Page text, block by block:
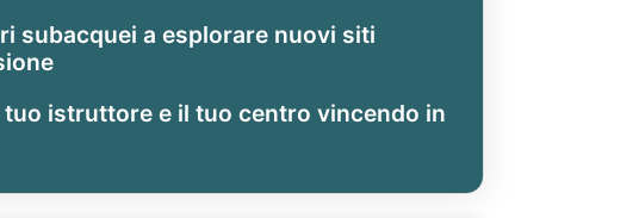
subacquei a esplorare nuovi siti
tuo istruttore e il tuo centro vincendo in